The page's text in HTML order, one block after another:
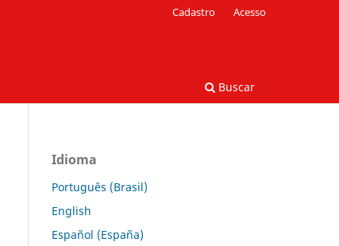
Buscar
Cadastro Acesso
Idioma
Português (Brasil)
English
Español (España)